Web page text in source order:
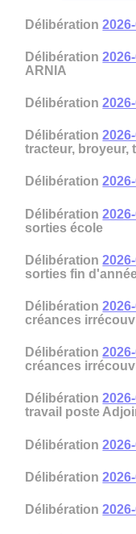
Délibération
Délibération
ARNIA
Délibération
Délibération
tracteur, broyeur,
Délibération
Délibération
sorties école
Délibération
sorties fin
Délibération
créances
Délibération
créances
Délibération
travail poste
Délibération
Délibération
Délibération